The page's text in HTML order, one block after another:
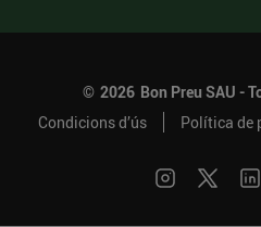
© 2026 Bon Preu SAU -
Condicions d’ús
Política de